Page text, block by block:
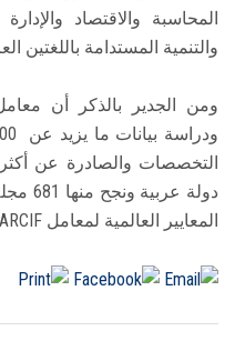
المحاسبة والاقتصاد والإدارة
والتنمية المستدامة باللغتين
دولة
المعايير العالمية لمعامل ARCIF طبقاً للتقرير الصادر في 2020.